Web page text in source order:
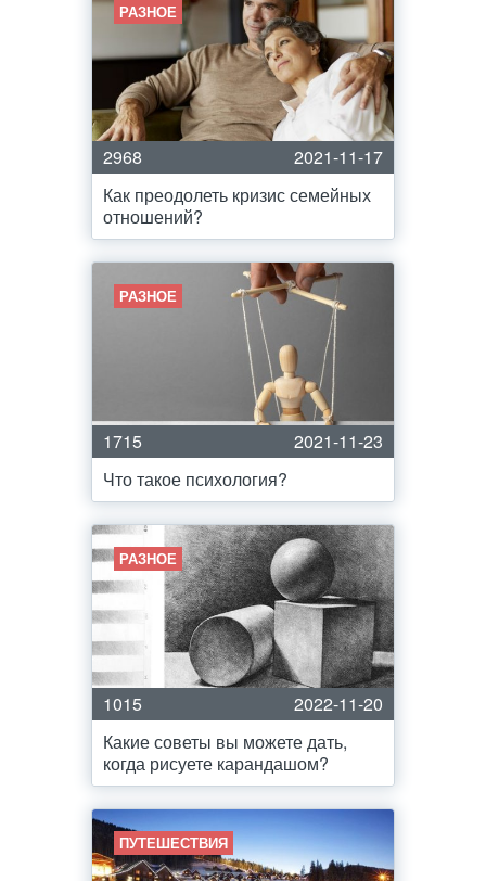
РАЗНОЕ
2968
2021-11-17
Как преодолеть кризис семейных
отношений?
РАЗНОЕ
1715
2021-11-23
Что такое психология?
РАЗНОЕ
1015
2022-11-20
Какие советы вы можете дать,
когда рисуете карандашом?
ПУТЕШЕСТВИЯ